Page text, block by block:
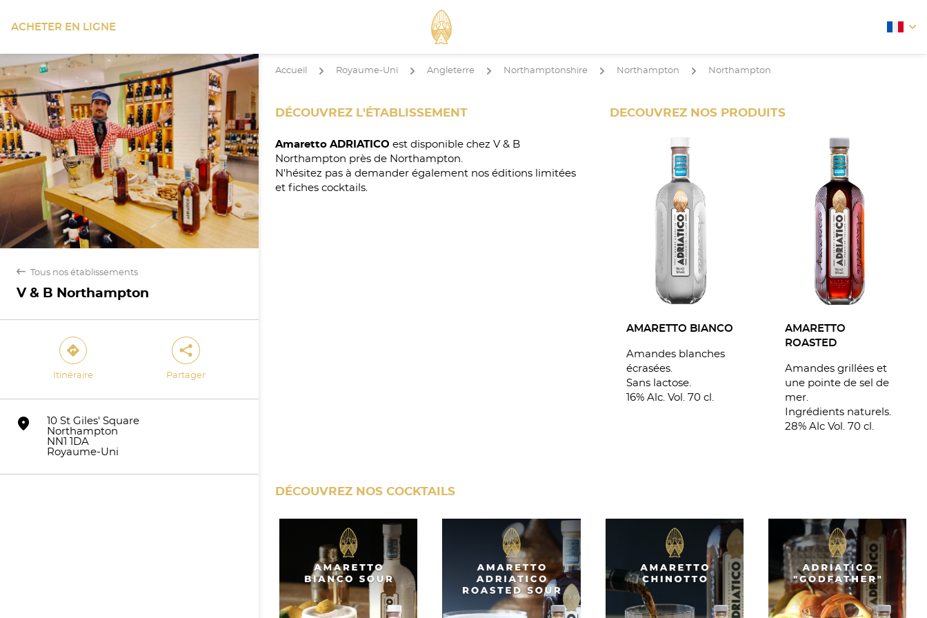
ACHETER EN LIGNE arrow
back Tous nos établissements
V & B Northampton
direction
Itinéraire
share
Partager
marker
10 St Giles' Square
Northampton
NN1 1DA
Royaume-Uni
Accueil arrow Royaume-Uni arrow Angleterre arrow Northamptonshire arrow Northampton arrow Northampton
DÉCOUVREZ L'ÉTABLISSEMENT
Amaretto ADRIATICO est disponible chez V & B
Northampton près de Northampton.
N'hésitez pas à demander également nos éditions limitées
et fiches cocktails.
DECOUVREZ NOS PRODUITS
AMARETTO BIANCO
Amandes blanches
écrasées.
Sans lactose.
16% Alc. Vol. 70 cl.
AMARETTO
ROASTED
Amandes grillées et
une pointe de sel de
mer.
Ingrédients naturels.
28% Alc Vol. 70 cl.
DÉCOUVREZ NOS COCKTAILS